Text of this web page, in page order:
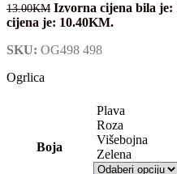
13.00KM Izvorna cijena bila je:
cijena je: 10.40KM.
SKU: OG498 498
Ogrlica
Boja
Plava
Roza
Višebojna
Zelena